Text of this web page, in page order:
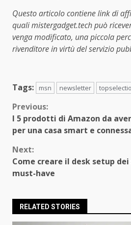
Questo articolo contiene link di
quali mistergadget.tech può
venga modificato, una piccola
rivenditore in virtù del servizio
Tags: msn newsletter
Continue
Reading
Previous:
I 5 prodotti di Amazon da
per una casa smart e
Next:
Come creare il desk setup
must-have
RELATED STORIES